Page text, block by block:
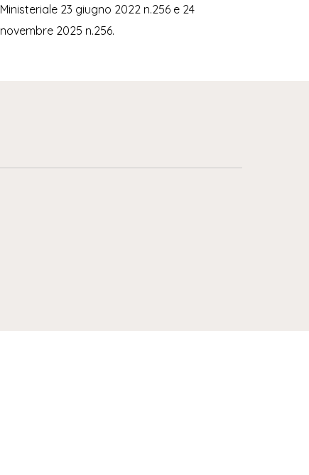
Ministeriale 23 giugno 2022 n.256 e 24
novembre 2025 n.256.